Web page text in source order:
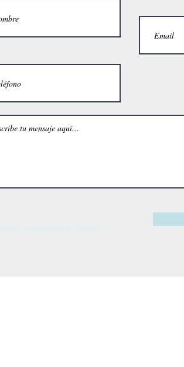
Quiero suscribirme al boletín.